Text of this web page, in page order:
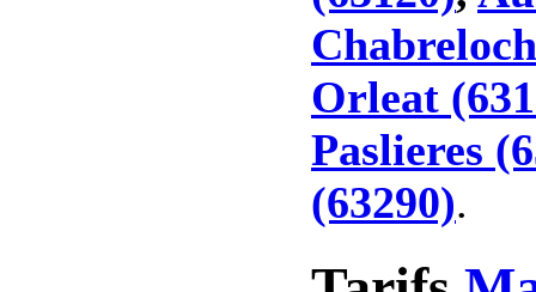
Orleat
Paslieres
(63290).